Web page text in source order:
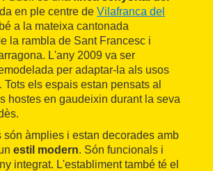
en ple centre de Vilafranca del
a la mateixa cantonada
la rambla de Sant Francesc i
L'any 2009 va ser
per adaptar-la als usos
. Tots els espais estan pensats al
hostes en gaudeixin durant la seva
són àmplies i estan decorades amb
estil modern. Són funcionals i
integrat. L'establiment també té el